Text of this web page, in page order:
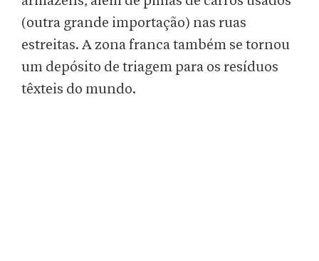
(outra grande importação) nas ruas
estreitas. A zona franca também se tornou
um depósito de triagem para os resíduos
têxteis do mundo.